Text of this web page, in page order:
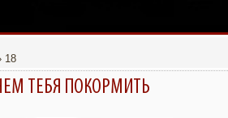
18
ТЕБЯ ПОКОРМИТЬ